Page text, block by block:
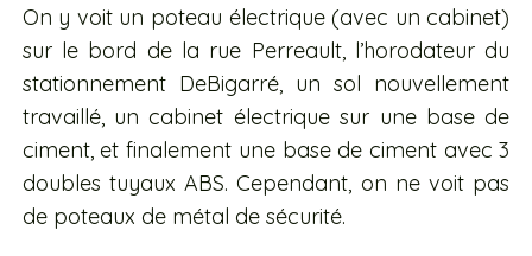
On y voit un poteau électrique (avec un cabinet)
sur le bord de la rue Perreault, l’horodateur du
stationnement DeBigarré, un sol nouvellement
travaillé, un cabinet électrique sur une base de
ciment, et finalement une base de ciment avec 3
doubles tuyaux ABS. Cependant, on ne voit pas
de poteaux de métal de sécurité.